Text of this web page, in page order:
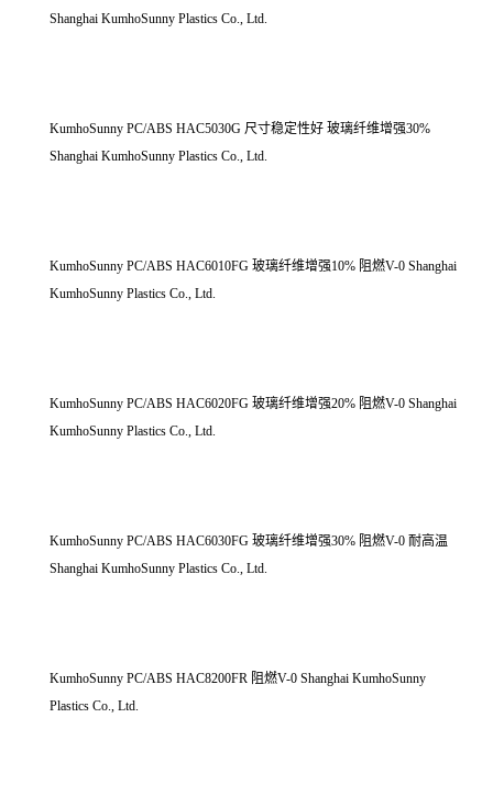
Shanghai KumhoSunny Plastics Co., Ltd.
KumhoSunny PC/ABS HAC5030G 尺寸稳定性好 玻璃纤维增强30%
Shanghai KumhoSunny Plastics Co., Ltd.
KumhoSunny PC/ABS HAC6010FG 玻璃纤维增强10% 阻燃V-0 Shanghai
KumhoSunny Plastics Co., Ltd.
KumhoSunny PC/ABS HAC6020FG 玻璃纤维增强20% 阻燃V-0 Shanghai
KumhoSunny Plastics Co., Ltd.
KumhoSunny PC/ABS HAC6030FG 玻璃纤维增强30% 阻燃V-0 耐高温
Shanghai KumhoSunny Plastics Co., Ltd.
KumhoSunny PC/ABS HAC8200FR 阻燃V-0 Shanghai KumhoSunny
Plastics Co., Ltd.